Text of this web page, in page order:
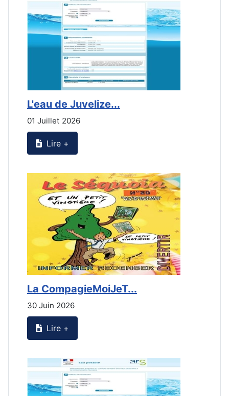
L'eau de Juvelize...
01 Juillet 2026
Lire +
La CompagieMoiJeT...
30 Juin 2026
Lire +